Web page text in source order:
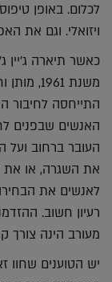
לכלום. באופן
ויזואלי. וגם את
כאשר תיארה ג׳יין
משנת
התייחסה לחיבור
האנשים שבפנים
העובר ברחוב
את השגרה, או את
לאנשים את
רעיון חשוב.
מעורב הינה צורך
יש הטוענים שחוו